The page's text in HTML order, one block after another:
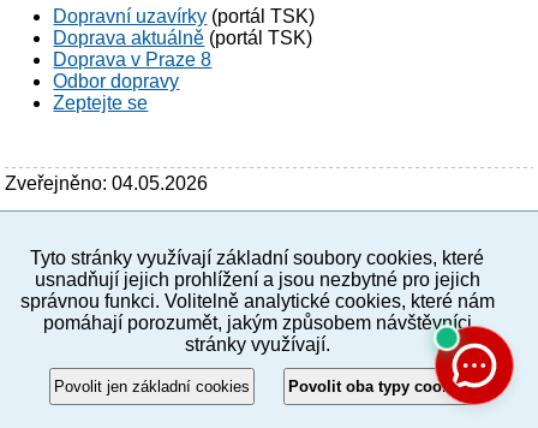
Dopravní uzavírky (portál TSK)
Doprava aktuálně (portál TSK)
Doprava v Praze 8
Odbor dopravy
Zeptejte se
Zveřejněno: 04.05.2026
PC verze ENG
Povinné a praktické informace
© 2012–2019 MČ Praha 8
Tyto stránky využívají základní soubory cookies, které
usnadňují jejich prohlížení a jsou nezbytné pro jejich
správnou funkci. Volitelně analytické cookies, které nám
pomáhají porozumět, jakým způsobem návštěvníci
stránky využívají.
Povolit jen základní cookies Povolit oba typy cookies